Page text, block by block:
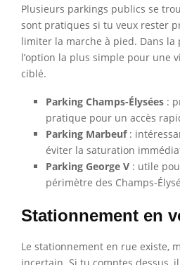
Plusieurs parkings publics se
sont pratiques si tu veux rester
limiter la marche à pied. Dans la
l’option la plus simple pour une
ciblé.
Parking Champs-Élysées :
pratique pour un accès
Parking Marbeuf:
éviter la saturation
Parking George V : utile
périmètre des Champs-
Stationnement en
Le stationnement en rue existe,